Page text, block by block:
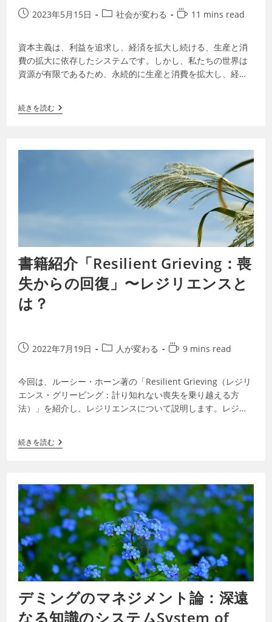
2023年5月15日 社会が変わる 11 mins read
資本主義は、利益を追求し、経済を拡大し続ける、生産と消
費の拡大に依存したシステムです。しかし、私たちの世界は
資源が有限であるため、永続的に生産と消費を拡大し、経済
続きを読む
書籍紹介「Resilient Grieving：喪
失からの回復」〜レジリエンスと
は？
2022年7月19日 人が変わる 9 mins read
今回は、ルーシー・ホーン著の「Resilient Grieving（レジリ
エンス・グリービング：計り知れない喪失を乗り越える方
法）」を紹介し、レジリエンスについて説明します。レジリ
続きを読む
デミングのマネジメント論：深遠
なる知識のシステムSystem of